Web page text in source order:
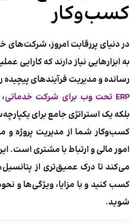
کسب‌وکار
در دنیای پررقابت امروز، شرکت‌های
به ابزارهایی نیاز دارند که کارایی
رسانده و مدیریت فرآیندهای پیچیده
ERP تحت وب برای شرکت خدماتی
بلکه یک استراتژی جامع برای
کسب‌وکار شما از مدیریت پروژه و
امور مالی و ارتباط با مشتری است.
می‌کند تا درک عمیق‌تری از
کسب کنید و با مزایا، ویژگی‌ها و
شوید.